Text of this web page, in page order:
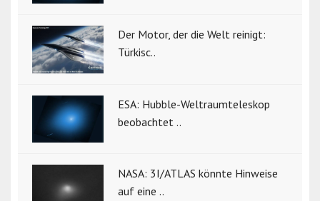
Der Motor, der die Welt reinigt:
Türkisc..
ESA: Hubble-Weltraumteleskop
beobachtet ..
NASA: 3I/ATLAS könnte Hinweise
auf eine ..